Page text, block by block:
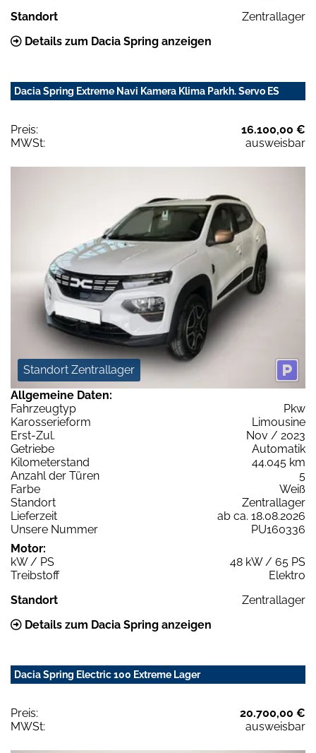
Standort
Zentrallager
Details zum Dacia Spring anzeigen
Dacia Spring Extreme Navi Kamera Klima Parkh. Servo ES
Preis:
16.100,00 €
MWSt:
ausweisbar
Standort Zentrallager
Allgemeine Daten:
Fahrzeugtyp
Pkw
Karosserieform
Limousine
Erst-Zul.
Nov / 2023
Getriebe
Automatik
Kilometerstand
44.045 km
Anzahl der Türen
5
Farbe
Weiß
Standort
Zentrallager
Lieferzeit
ab ca. 18.08.2026
Unsere Nummer
PU160336
Motor:
kW / PS
48 kW / 65 PS
Treibstoff
Elektro
Standort
Zentrallager
Details zum Dacia Spring anzeigen
Dacia Spring Electric 100 Extreme Lager
Preis:
20.700,00 €
MWSt:
ausweisbar